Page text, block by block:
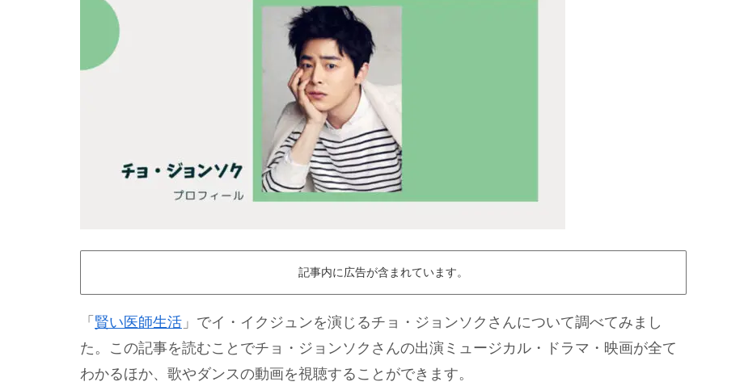
記事内に広告が含まれています。
「 賢い医師生活 」でイ・イクジュンを演じるチョ・ジョンソクさんについて調べてみまし
た。この記事を読むことでチョ・ジョンソクさんの出演ミュージカル・ドラマ・映画が全て
わかるほか、歌やダンスの動画を視聴することができます。